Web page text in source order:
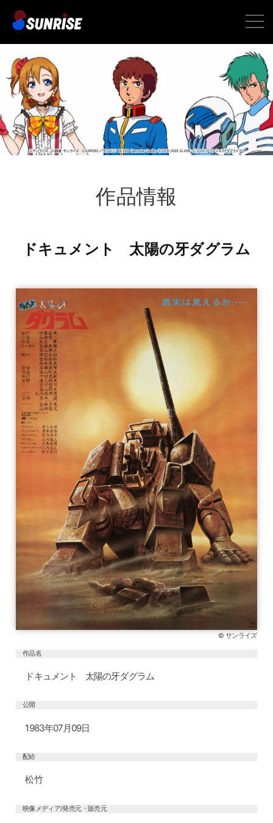
toggle
作品情報
ドキュメント 太陽の牙ダグラム
© サンライズ
作品名
ドキュメント 太陽の牙ダグラム
公開
1983年07月09日
配給
松竹
映像メディア/発売元・販売元